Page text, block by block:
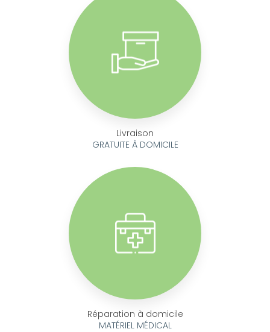
Livraison
GRATUITE À DOMICILE
Réparation à domicile
MATÉRIEL MÉDICAL